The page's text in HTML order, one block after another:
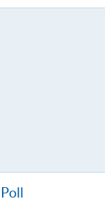
Poll